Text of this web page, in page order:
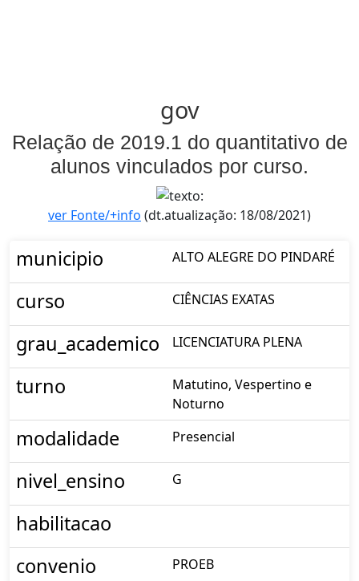
gov
Relação de 2019.1 do quantitativo de
alunos vinculados por curso.
ver Fonte/+info (dt.atualização: 18/08/2021)
municipio ALTO ALEGRE DO PINDARÉ
curso CIÊNCIAS EXATAS
grau_academico LICENCIATURA PLENA
turno
Matutino, Vespertino e
Noturno
modalidade Presencial
nivel_ensino G
habilitacao
convenio
PROEB